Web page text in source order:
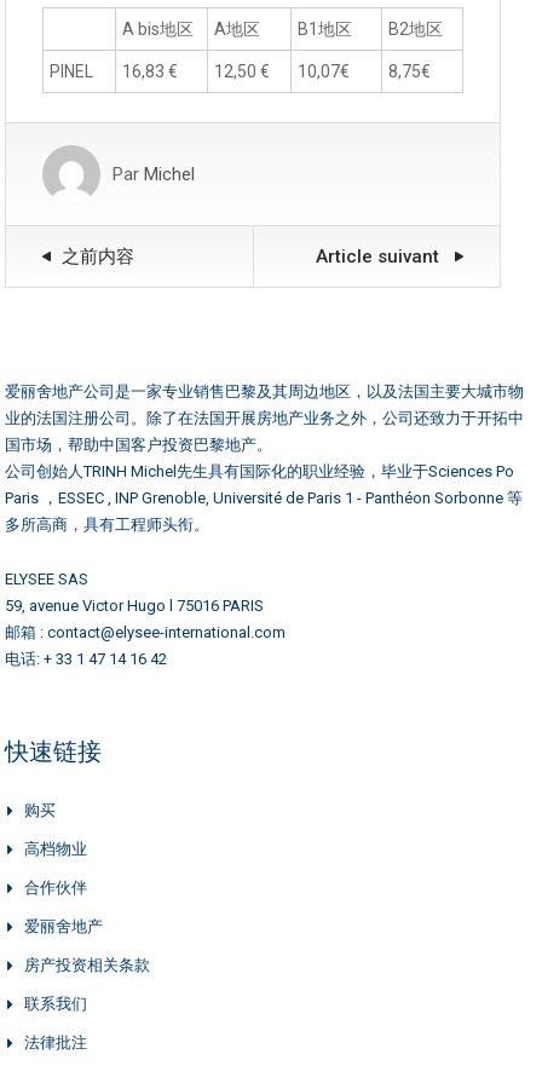
A bis地区 A地区 B1地区 B2地区
PINEL 16,83 € 12,50 € 10,07€ 8,75€
Par Michel
之前内容 Article suivant
爱丽舍地产公司是一家专业销售巴黎及其周边地区，以及法国主要大城市物
业的法国注册公司。除了在法国开展房地产业务之外，公司还致力于开拓中
国市场，帮助中国客户投资巴黎地产。
公司创始人TRINH Michel先生具有国际化的职业经验，毕业于Sciences Po
Paris ，ESSEC , INP Grenoble, Université de Paris 1 - Panthéon Sorbonne 等
多所高商，具有工程师头衔。
ELYSEE SAS
59, avenue Victor Hugo l 75016 PARIS
邮箱 : contact@elysee-international.com
电话: + 33 1 47 14 16 42
快速链接
购买
高档物业
合作伙伴
爱丽舍地产
房产投资相关条款
联系我们
法律批注